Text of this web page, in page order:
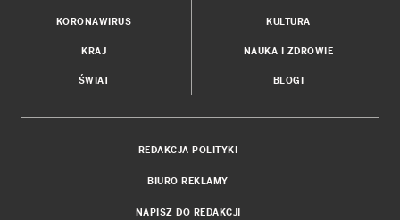
KORONAWIRUS
KRAJ
ŚWIAT
KULTURA
NAUKA I ZDROWIE
BLOGI
REDAKCJA POLITYKI
BIURO REKLAMY
NAPISZ DO REDAKCJI